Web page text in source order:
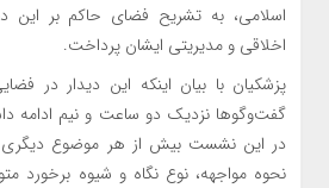
اسلامی، به تشریح فضای حاکم بر این
اخلاقی و مدیریتی ایشان پرداخت.
پزشکیان با بیان اینکه این دیدار در
گفت‌وگوها نزدیک دو ساعت و نیم ادامه
در این نشست بیش از هر موضوع دیگری
نحوه مواجهه، نوع نگاه و شیوه برخورد